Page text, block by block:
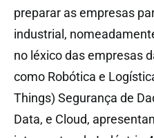
preparar as empresas
industrial,
no léxico das empresas
como Robótica e
Things) Segurança de
Data, e Cloud,